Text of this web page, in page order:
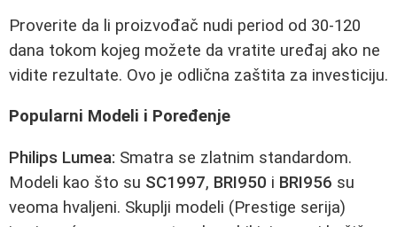
Proverite da li proizvođač nudi period od 30-120
dana tokom kojeg možete da vratite uređaj ako ne
vidite rezultate. Ovo je odlična zaštita za investiciju.
Popularni Modeli i Poređenje
Philips Lumea: Smatra se zlatnim standardom.
Modeli kao što su SC1997, BRI950 i BRI956 su
veoma hvaljeni. Skuplji modeli (Prestige serija)